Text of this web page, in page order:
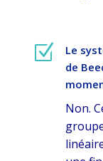
Z
Le
de
Non.